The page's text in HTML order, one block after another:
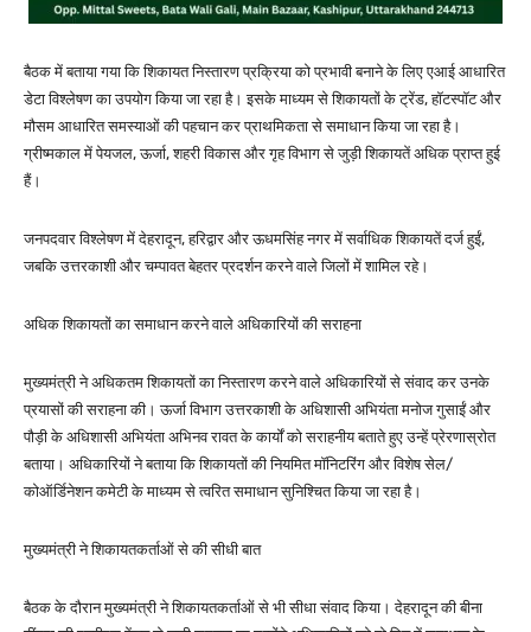
बैठक में बताया गया कि शिकायत निस्तारण प्रक्रिया को प्रभावी बनाने के लिए एआई आधारित
डेटा विश्लेषण का उपयोग किया जा रहा है। इसके माध्यम से शिकायतों के ट्रेंड, हॉटस्पॉट और
मौसम आधारित समस्याओं की पहचान कर प्राथमिकता से समाधान किया जा रहा है।
ग्रीष्मकाल में पेयजल, ऊर्जा, शहरी विकास और गृह विभाग से जुड़ी शिकायतें अधिक प्राप्त हुई
हैं।
जनपदवार विश्लेषण में देहरादून, हरिद्वार और ऊधमसिंह नगर में सर्वाधिक शिकायतें दर्ज हुईं,
जबकि उत्तरकाशी और चम्पावत बेहतर प्रदर्शन करने वाले जिलों में शामिल रहे।
अधिक शिकायतों का समाधान करने वाले अधिकारियों की सराहना
मुख्यमंत्री ने अधिकतम शिकायतों का निस्तारण करने वाले अधिकारियों से संवाद कर उनके
प्रयासों की सराहना की। ऊर्जा विभाग उत्तरकाशी के अधिशासी अभियंता मनोज गुसाईं और
पौड़ी के अधिशासी अभियंता अभिनव रावत के कार्यों को सराहनीय बताते हुए उन्हें प्रेरणास्रोत
बताया। अधिकारियों ने बताया कि शिकायतों की नियमित मॉनिटरिंग और विशेष सेल/
कोऑर्डिनेशन कमेटी के माध्यम से त्वरित समाधान सुनिश्चित किया जा रहा है।
मुख्यमंत्री ने शिकायतकर्ताओं से की सीधी बात
बैठक के दौरान मुख्यमंत्री ने शिकायतकर्ताओं से भी सीधा संवाद किया। देहरादून की बीना